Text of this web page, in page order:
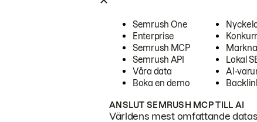
Semrush One
Enterprise
Semrush MCP
Semrush API
Våra data
Boka en demo
Lokal
AI-
ANSLUT SEMRUSH MCP TILL AI
Världens mest omfattande